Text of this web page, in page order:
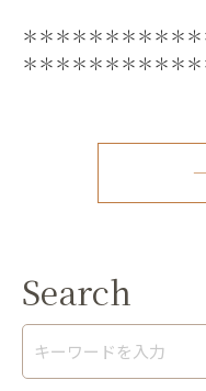
＊＊＊＊＊＊＊＊＊＊
＊＊＊＊＊＊＊＊＊＊＊
Search